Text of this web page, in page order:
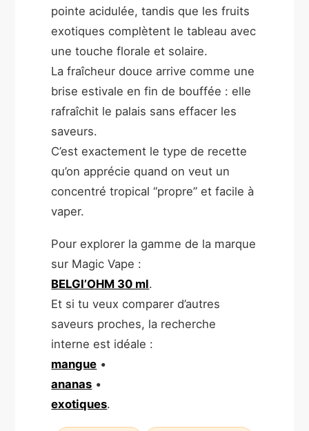
pointe acidulée, tandis que les fruits
exotiques complètent le tableau avec
une touche florale et solaire.
La fraîcheur douce arrive comme une
brise estivale en fin de bouffée : elle
rafraîchit le palais sans effacer les
saveurs.
C’est exactement le type de recette
qu’on apprécie quand on veut un
concentré tropical “propre” et facile à
vaper.
Pour explorer la gamme de la marque
sur Magic Vape :
BELGI’OHM 30 ml.
Et si tu veux comparer d’autres
saveurs proches, la recherche
interne est idéale :
mangue •
ananas •
exotiques.